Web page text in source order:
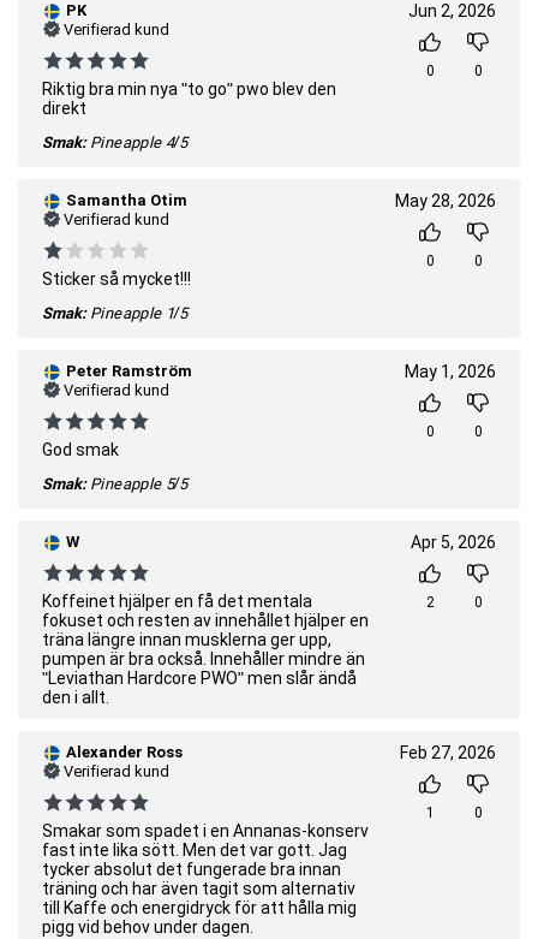
PK
Verifierad kund
Riktig bra min nya "to go" pwo blev den
direkt
Smak: Pineapple 4/5
Jun 2, 2026
0 0
Samantha Otim
Verifierad kund
Sticker så mycket!!!
Smak: Pineapple 1/5
May 28, 2026
0 0
Peter Ramström
Verifierad kund
God smak
Smak: Pineapple 5/5
May 1, 2026
0 0
W
Koffeinet hjälper en få det mentala
fokuset och resten av innehållet hjälper en
träna längre innan musklerna ger upp,
pumpen är bra också. Innehåller mindre än
"Leviathan Hardcore PWO" men slår ändå
den i allt.
Apr 5, 2026
2 0
Alexander Ross
Verifierad kund
Smakar som spadet i en Annanas-konserv
fast inte lika sött. Men det var gott. Jag
tycker absolut det fungerade bra innan
träning och har även tagit som alternativ
till Kaffe och energidryck för att hålla mig
pigg vid behov under dagen.
Feb 27, 2026
1 0